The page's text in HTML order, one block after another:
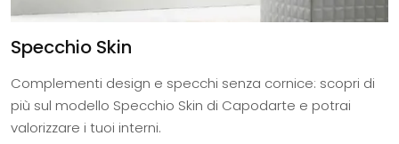
Specchio Skin
Complementi design e specchi senza cornice: scopri di
più sul modello Specchio Skin di Capodarte e potrai
valorizzare i tuoi interni.